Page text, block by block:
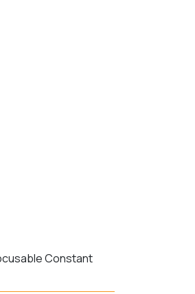
Constant